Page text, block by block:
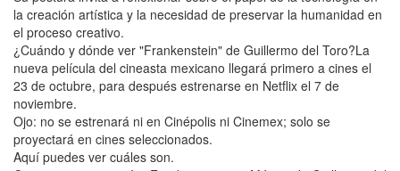
la creación artística y la necesidad de preservar la humanidad en
el proceso creativo.
¿Cuándo y dónde ver "Frankenstein" de Guillermo del Toro?La
nueva película del cineasta mexicano llegará primero a cines el
23 de octubre, para después estrenarse en Netflix el 7 de
noviembre.
Ojo: no se estrenará ni en Cinépolis ni Cinemex; solo se
proyectará en cines seleccionados.
Aquí puedes ver cuáles son.